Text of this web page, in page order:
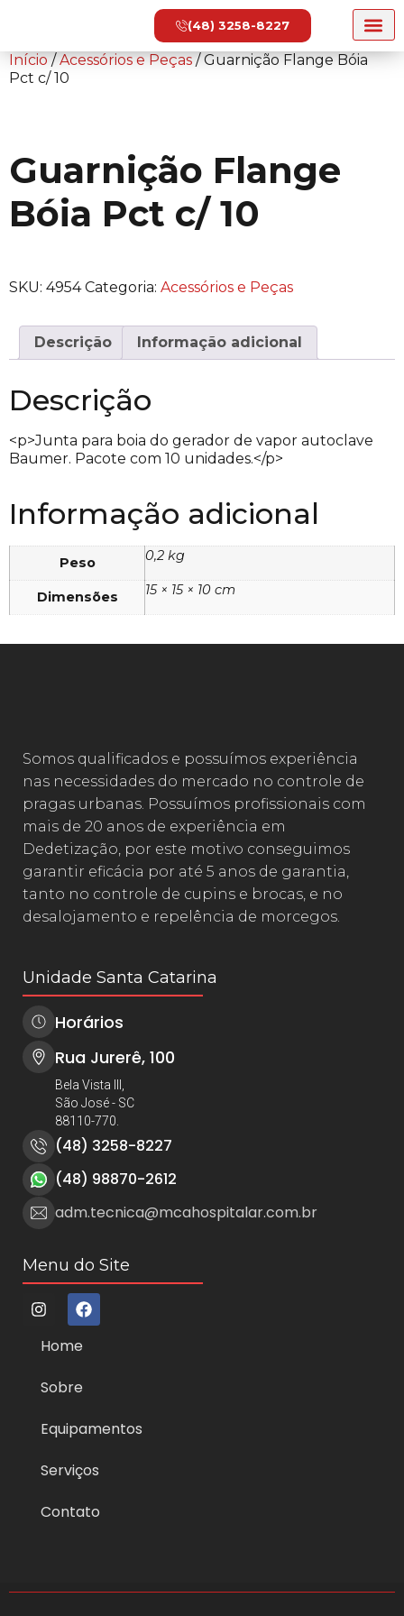
(48) 3258-8227
Início/Acessórios e Peças/ Guarnição Flange Bóia
Pct c/ 10
Guarnição Flange
Bóia Pct c/ 10
SKU: 4954 Categoria: Acessórios e Peças
Descrição Informação adicional
Descrição
<p>Junta para boia do gerador de vapor autoclave
Baumer. Pacote com 10 unidades.</p>
Informação adicional
Peso 0,2 kg
Dimensões 15 × 15 × 10 cm
Somos qualificados e possuímos experiência
nas necessidades do mercado no controle de
pragas urbanas. Possuímos profissionais com
mais de 20 anos de experiência em
Dedetização, por este motivo conseguimos
garantir eficácia por até 5 anos de garantia,
tanto no controle de cupins e brocas, e no
desalojamento e repelência de morcegos.
Unidade Santa Catarina
Horários
Rua Jurerê, 100
Bela Vista III,
São José - SC
88110-770.
(48) 3258-8227
(48) 98870-2612
adm.tecnica@mcahospitalar.com.br
Menu do Site
Home
Sobre
Equipamentos
Serviços
Contato